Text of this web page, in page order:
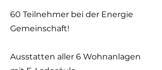
60 Teilnehmer bei der Energie
Gemeinschaft!
Ausstatten aller 6 Wohnanlagen